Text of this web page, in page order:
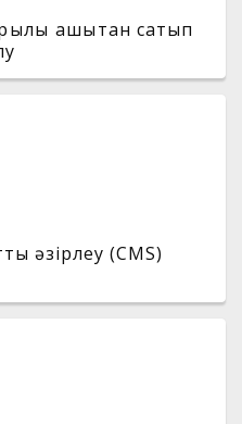
қашықтан сатып
әзірлеу (CMS)